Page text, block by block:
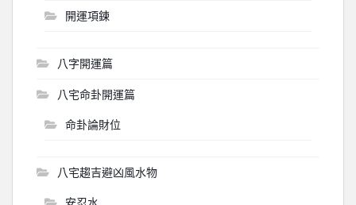
開運項鍊
八字開運篇
八宅命卦開運篇
命卦論財位
八宅趨吉避凶風水物